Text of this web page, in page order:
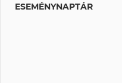
ESEMÉNYNAPTÁR